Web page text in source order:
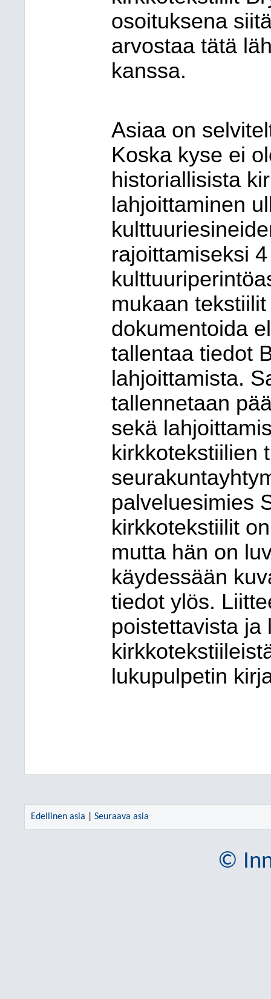
osoituksena
arvostaa tätä
kanssa.
Asiaa on
Koska kyse ei
historiallisista
lahjoittaminen
rajoittamiseksi
mukaan
dokumentoida
tallentaa tiedot
lahjoittamista.
tallennetaan
sekä
kirkkotekstiilien
palveluesimies
kirkkotekstiilit
mutta hän on
käydessään
tiedot ylös.
poistettavista ja
lukupulpetin
Edellinen asia Seuraava asia
©